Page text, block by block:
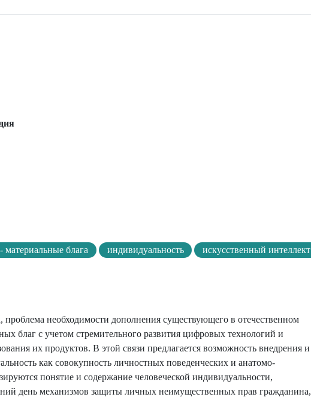
материальные блага индивидуальность
искусственный интеллект
проблема необходимости дополнения существующего в отечественном
благ с учетом стремительного развития цифровых технологий и
их продуктов. В этой связи предлагается возможность внедрения и
как совокупность личностных поведенческих и анатомо-
понятие и содержание человеческой индивидуальности,
день механизмов защиты личных неимущественных прав гражданина,